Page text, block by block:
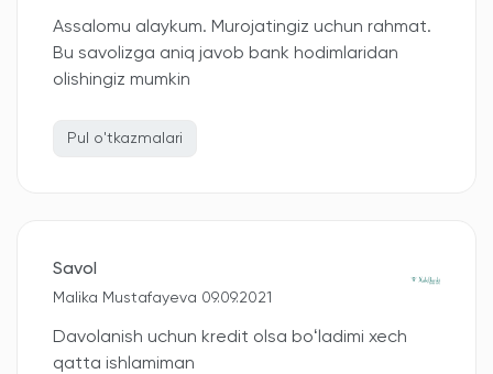
Assalomu alaykum. Murojatingiz uchun rahmat.
Bu savolizga aniq javob bank hodimlaridan
olishingiz mumkin
Pul o'tkazmalari
Savol
Malika Mustafayeva 09.09.2021
Davolanish uchun kredit olsa boʻladimi xech
qatta ishlamiman